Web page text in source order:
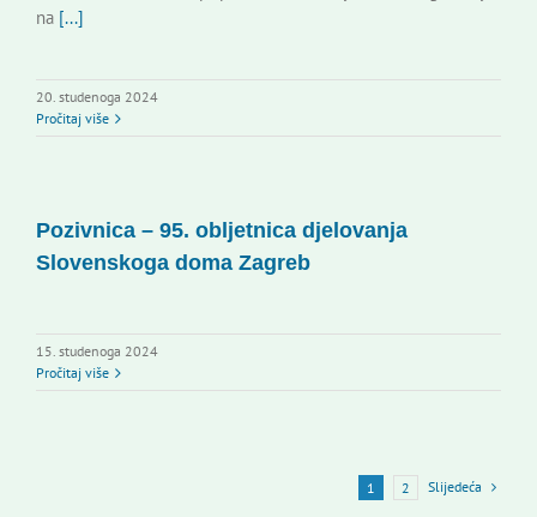
na [...]
20. studenoga 2024
Pročitaj više
Pozivnica – 95. obljetnica djelovanja
Slovenskoga doma Zagreb
15. studenoga 2024
Pročitaj više
1 2 Slijedeća